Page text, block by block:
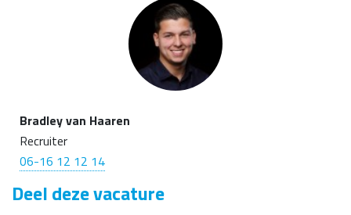
Bradley van Haaren
Recruiter
06-16 12 12 14
Deel deze vacature